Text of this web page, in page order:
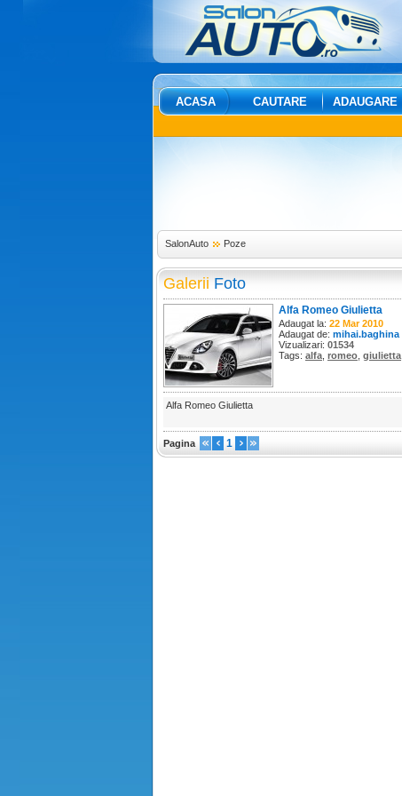
ACASA CAUTARE ADAUGARE
SalonAuto Poze
Galerii Foto
Alfa Romeo Giulietta
Adaugat la: 22 Mar 2010
Adaugat de: mihai.baghina
Vizualizari: 01534
Tags: alfa romeo giulietta
Alfa Romeo Giulietta
Pagina 1